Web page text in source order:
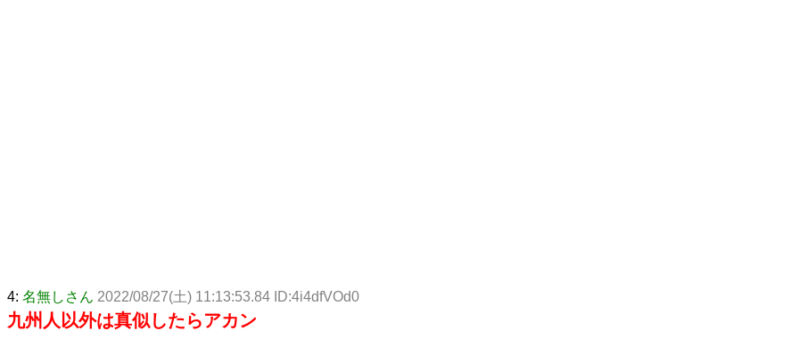
4: 名無しさん 2022/08/27(土) 11:13:53.84 ID:4i4dfVOd0
九州人以外は真似したらアカン